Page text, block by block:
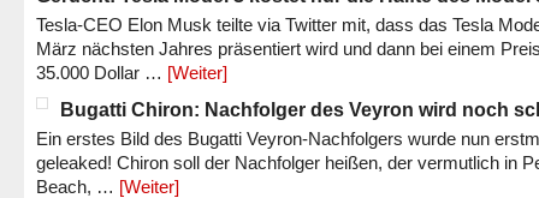
Tesla-CEO Elon Musk teilte via Twitter mit, dass das Tesla
März nächsten Jahres präsentiert wird und dann bei einem
35.000 Dollar … [Weiter]
Bugatti Chiron: Nachfolger des Veyron wird noch
Ein erstes Bild des Bugatti Veyron-Nachfolgers wurde nun
geleaked! Chiron soll der Nachfolger heißen, der vermutlich in
Beach, … [Weiter]